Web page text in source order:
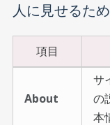
人に見せるた
項目
About
サ
の
本